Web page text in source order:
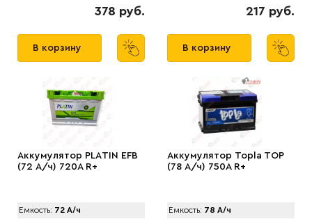
378 руб.
В корзину
217 руб.
В корзину
Аккумулятор PLАTIN EFB
(72 А/ч) 720A R+
Емкость: 72 А/ч
Аккумулятор Topla TOP
(78 А/ч) 750А R+
Емкость: 78 А/ч